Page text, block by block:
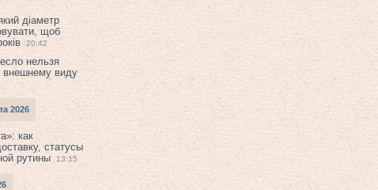
діаметр
щоб
20:42
нельзя
внешнему виду
2026
как
статусы
рутины
13:15